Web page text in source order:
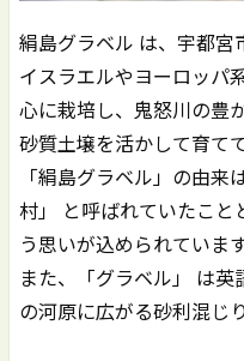
絹島グラベル は、宇都宮
イスラエルやヨーロッパ
心に栽培し、鬼怒川の豊
砂質土壌を活かして育て
「絹島グラベル」の由
村」 と呼ばれていたこと
う思いが込められていま
また、「グラベル」 は
の河原に広がる砂利混